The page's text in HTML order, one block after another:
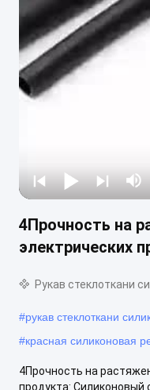
4Прочность на
электрических
Рукав стеклоткани
#рукав стеклоткани
#красная силиконовая
4Прочность на
продукта: Силиконовый